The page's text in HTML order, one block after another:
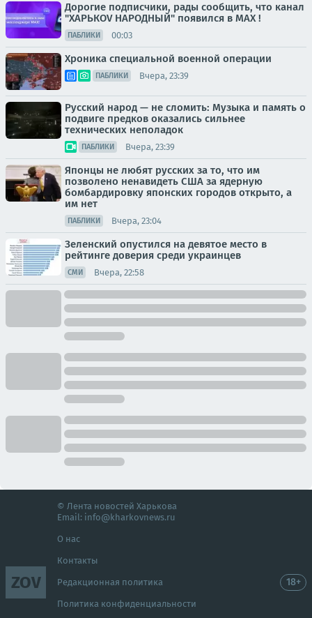
Дорогие подписчики, рады сообщить, что канал
"ХАРЬКОV НАРОДНЫЙ" появился в MAX !
ПАБЛИКИ 00:03
Хроника специальной военной операции
ПАБЛИКИ Вчера, 23:39
Русский народ — не сломить: Музыка и память о
подвиге предков оказались сильнее
технических неполадок
ПАБЛИКИ Вчера, 23:39
Японцы не любят русских за то, что им
позволено ненавидеть США за ядерную
бомбардировку японских городов открыто, а
им нет
ПАБЛИКИ Вчера, 23:04
Зеленский опустился на девятое место в
рейтинге доверия среди украинцев
СМИ Вчера, 22:58
ZOV
© Лента новостей Харькова
Email: info@kharkovnews.ru
О нас
Контакты
Редакционная политика
Политика конфиденциальности
18+